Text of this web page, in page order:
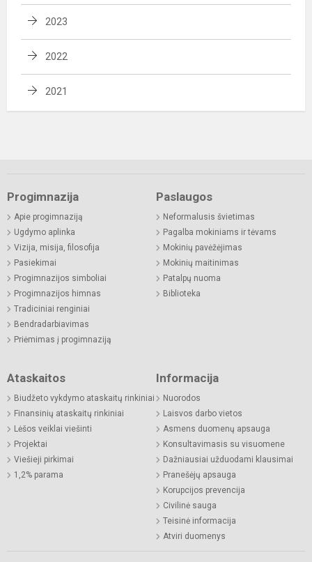
2023
2022
2021
Progimnazija
Apie progimnaziją
Ugdymo aplinka
Vizija, misija, filosofija
Pasiekimai
Progimnazijos simboliai
Progimnazijos himnas
Tradiciniai renginiai
Bendradarbiavimas
Priėmimas į progimnaziją
Paslaugos
Neformalusis švietimas
Pagalba mokiniams ir tėvams
Mokinių pavėžėjimas
Mokinių maitinimas
Patalpų nuoma
Biblioteka
Ataskaitos
Biudžeto vykdymo ataskaitų rinkiniai
Finansinių ataskaitų rinkiniai
Lėšos veiklai viešinti
Projektai
Viešieji pirkimai
1,2% parama
Informacija
Nuorodos
Laisvos darbo vietos
Asmens duomenų apsauga
Konsultavimasis su visuomene
Dažniausiai užduodami klausimai
Pranešėjų apsauga
Korupcijos prevencija
Civilinė sauga
Teisinė informacija
Atviri duomenys